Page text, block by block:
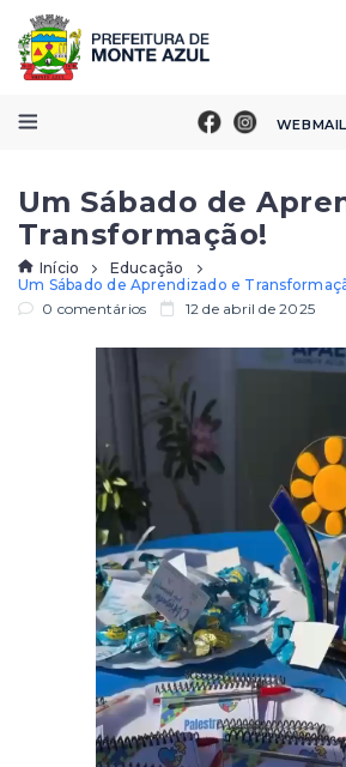
WEBMAIL
Um Sábado de
Transformação!
Início
Educação
Um Sábado de Aprendizado e
0 comentários
12 de abril de 2025